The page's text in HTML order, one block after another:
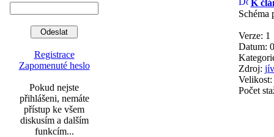
Registrace
Zapomenuté heslo
Pokud nejste
přihlášeni, nemáte
přístup ke všem
diskusím a dalším
funkcím...
K
Schéma
Verze: 1
Datum:
Zdroj:
Počet